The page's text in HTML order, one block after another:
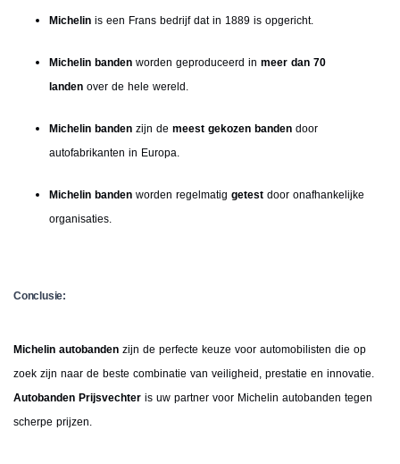
Michelin is een Frans bedrijf dat in 1889 is opgericht.
Michelin banden worden geproduceerd in meer dan 70
landen over de hele wereld.
Michelin banden zijn de meest gekozen banden door
autofabrikanten in Europa.
Michelin banden worden regelmatig getest door onafhankelijke
organisaties.
Conclusie:
Michelin autobanden zijn de perfecte keuze voor automobilisten die op
zoek zijn naar de beste combinatie van veiligheid, prestatie en innovatie.
Autobanden Prijsvechter is uw partner voor Michelin autobanden tegen
scherpe prijzen.